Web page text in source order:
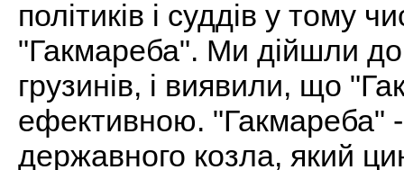
політиків і суддів у тому
"Гакмареба". Ми дійшли до
грузинів, і виявили, що
ефективною. "Гакмареба"
державного козла, який